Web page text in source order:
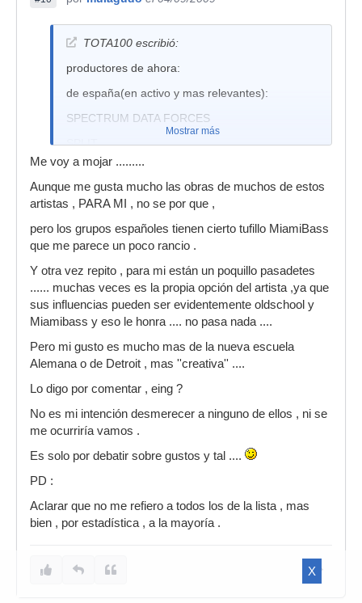
TOTA100 escribió:
productores de ahora:
de españa(en activo y mas relevantes):
SPECTRUM DATA FORCES
SPLIT
KOA
DOWNROCKS
ALEK STARK
IDEOGRAMA
BORIS DIVIDER
SACE2
DARK VEKTOR
SEEK2012
jazzyrizla
uni-mate
Mostrar más
Me voy a mojar .........
Aunque me gusta mucho las obras de muchos de estos
artistas , PARA MI , no se por que ,
pero los grupos españoles tienen cierto tufillo MiamiBass
que me parece un poco rancio .
Y otra vez repito , para mi están un poquillo pasadetes
...... muchas veces es la propia opción del artista ,ya que
sus influencias pueden ser evidentemente oldschool y
Miamibass y eso le honra .... no pasa nada ....
Pero mi gusto es mucho mas de la nueva escuela
Alemana o de Detroit , mas ''creativa'' ....
Lo digo por comentar , eing ?
No es mi intención desmerecer a ninguno de ellos , ni se
me ocurriría vamos .
Es solo por debatir sobre gustos y tal ....
PD :
Aclarar que no me refiero a todos los de la lista , mas
bien , por estadística , a la mayoría .
X